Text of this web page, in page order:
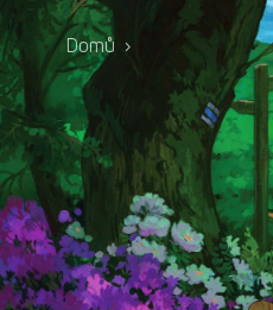
Domů ›